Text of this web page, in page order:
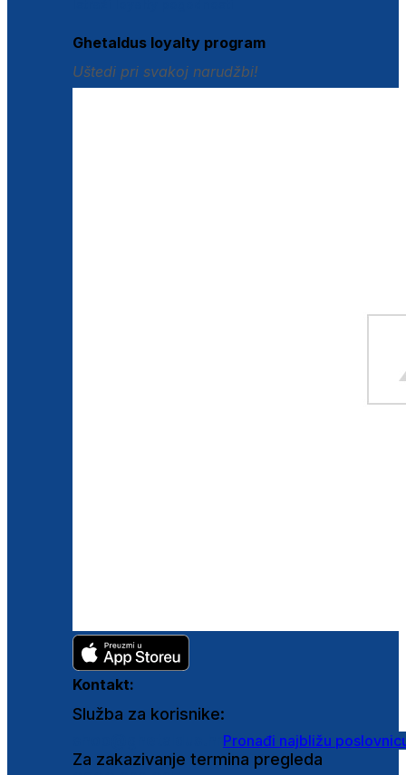
Ghetaldus loyalty program
Uštedi pri svakoj narudžbi!
Kontakt:
Služba za korisnike:
Pronađi najbližu
Za zakazivanje termina pregleda